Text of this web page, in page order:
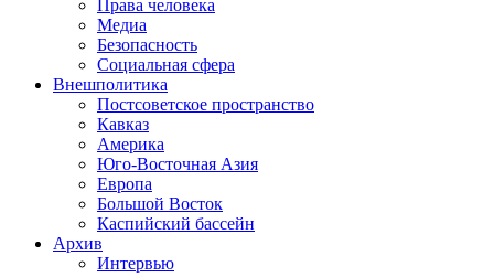
Права человека
Медиа
Безопасность
Социальная сфера
Внешполитика
Постсоветское пространство
Кавказ
Америка
Юго-Восточная Азия
Европа
Большой Восток
Каспийский бассейн
Архив
Интервью